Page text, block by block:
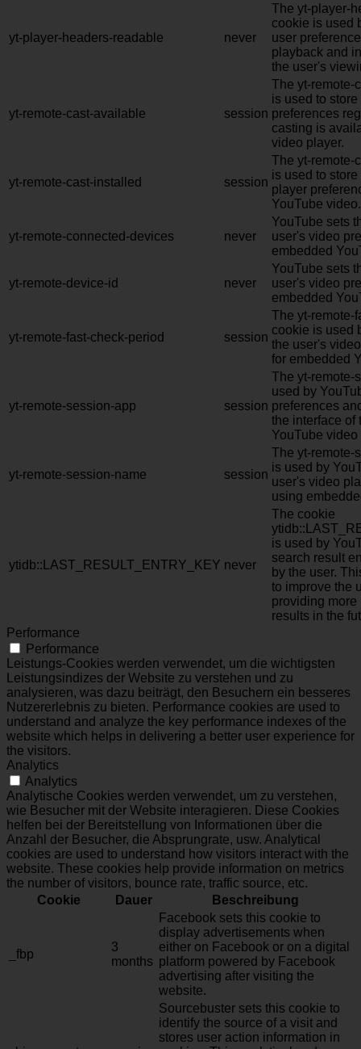
yt-player-headers-readable never
The yt-player-
cookie is used
user
playback and
the user's
yt-remote-cast-available session
The yt-remote-
is used to
preferences
casting is
video player.
yt-remote-cast-installed session
The yt-remote-
is used to
player
YouTube video.
yt-remote-connected-devices never
YouTube sets
user's video
embedded
yt-remote-device-id never
YouTube sets
user's video
embedded
yt-remote-fast-check-period session
The yt-remote-
cookie is used
the user's
for embedded
yt-remote-session-app session
The yt-remote-
used by
preferences
the interface of
YouTube video
yt-remote-session-name session
The yt-remote-
is used by
user's video
using
ytidb::LAST_RESULT_ENTRY_KEY never
The cookie
is used by
search result
by the user.
to improve the
providing
results in the
Performance
Performance
Leistungs-Cookies werden verwendet, um die wichtigsten
Leistungsindizes der Website zu verstehen und zu
analysieren, was dazu beiträgt, den Besuchern ein besseres
Nutzererlebnis zu bieten. Performance cookies are used to
understand and analyze the key performance indexes of the
website which helps in delivering a better user experience for
the visitors.
Analytics
Analytics
Analytische Cookies werden verwendet, um zu verstehen,
wie Besucher mit der Website interagieren. Diese Cookies
helfen bei der Bereitstellung von Informationen über die
Anzahl der Besucher, die Absprungrate, usw. Analytical
cookies are used to understand how visitors interact with the
website. These cookies help provide information on metrics
the number of visitors, bounce rate, traffic source, etc.
Cookie
Dauer Beschreibung
_fbp
3
months
Facebook sets this cookie to
display advertisements when
either on Facebook or on a digital
platform powered by Facebook
advertising after visiting the
website.
Sourcebuster sets this cookie to
identify the source of a visit and
stores user action information in